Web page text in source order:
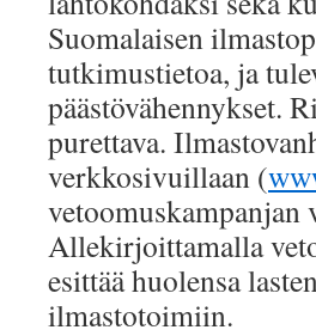
Suomalaisen
tutkimustietoa, ja
päästövähennykset.
purettava.
verkkosivuillaan (
vetoomuskampanjan
Allekirjoittamalla
esittää huolensa
ilmastotoimiin.